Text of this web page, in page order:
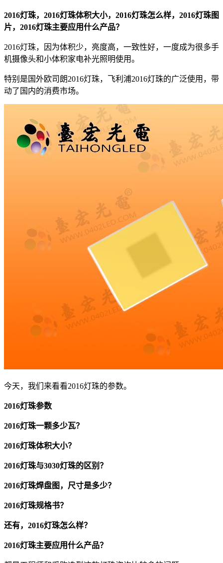
2016灯珠，2016灯珠体积大小，2016灯珠怎么样，2016灯珠图
片，2016灯珠主要应用什么产品？
2016灯珠，因为体积少，亮度高，一致性好，一度成为很多手
机摄像头和小体积家电补光照明使用。
特别是国外欧司朗2016灯珠，飞利浦2016灯珠的广泛使用，带
动了国内的消费市场。
今天，我们来看看2016灯珠的参数。
2016灯珠参数
2016灯珠一颗多少瓦？
2016灯珠体积大小？
2016灯珠与3030灯珠的区别？
2016灯珠焊盘图，尺寸是多少？
2016灯珠规格书？
还有，2016灯珠怎么样？
2016灯珠主要应用什么产品？